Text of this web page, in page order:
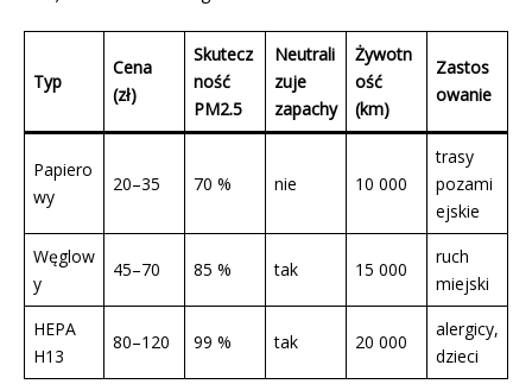
Typ
Cena
(zł)
Skutecz
ność
PM2.5
Neutrali
zuje
zapachy
Żywotn
ość
(km)
Zastos
owanie
Papiero
wy
20–35 70 % nie 10 000
trasy
pozami
ejskie
Węglow
y
45–70 85 % tak 15 000
ruch
miejski
HEPA
H13
80–120 99 % tak 20 000
alergicy,
dzieci